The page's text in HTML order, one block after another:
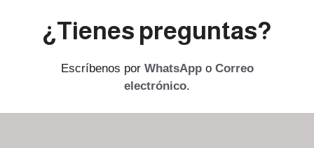
¿Tienes preguntas?
Escríbenos por WhatsAppo Correo
electrónico.